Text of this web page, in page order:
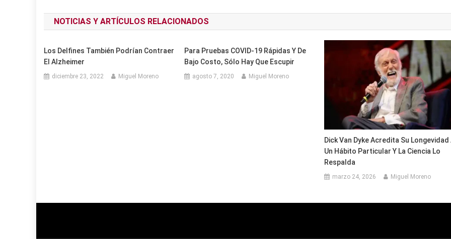
de
entradas
NOTICIAS Y ARTÍCULOS RELACIONADOS
Los Delfines También Podrían Contraer
El Alzheimer
diciembre 23, 2022 Miguel Moreno
Para Pruebas COVID-19 Rápidas Y De
Bajo Costo, Sólo Hay Que Escupir
agosto 7, 2020 Miguel Moreno
Dick Van Dyke Acredita Su Longevidad
Un Hábito Particular Y La Ciencia Lo
Respalda
marzo 24, 2026 Miguel Moreno